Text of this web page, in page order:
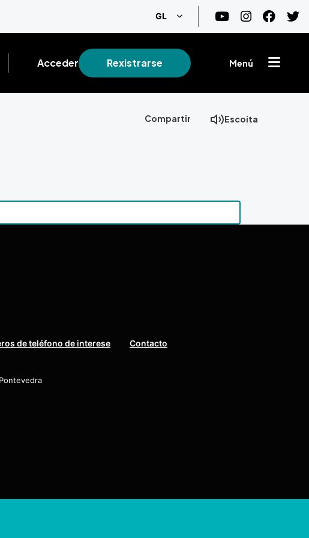
GL List additional actions
Acceder Rexistrarse Menú
Compartir Escoita
de teléfono de interese Contacto